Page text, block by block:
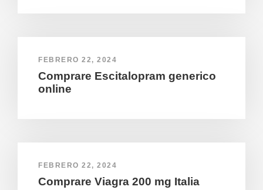
FEBRERO 22, 2024
Comprare Escitalopram generico
online
FEBRERO 22, 2024
Comprare Viagra 200 mg Italia